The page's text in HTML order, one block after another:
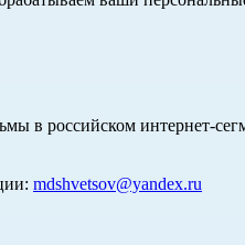
в российском интернет-
mdshvetsov@yandex.ru